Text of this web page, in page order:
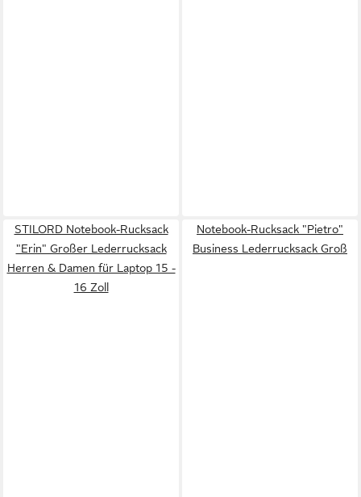
STILORD Notebook-Rucksack
"Erin" Großer Lederrucksack
Herren & Damen für Laptop 15 -
16 Zoll
Notebook-Rucksack "Pietro"
Business Lederrucksack Groß